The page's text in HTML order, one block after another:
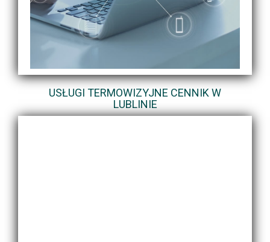
USŁUGI TERMOWIZYJNE CENNIK W
LUBLINIE